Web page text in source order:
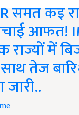
समेत कई
आफत!
राज्यों में
तेज
जारी..